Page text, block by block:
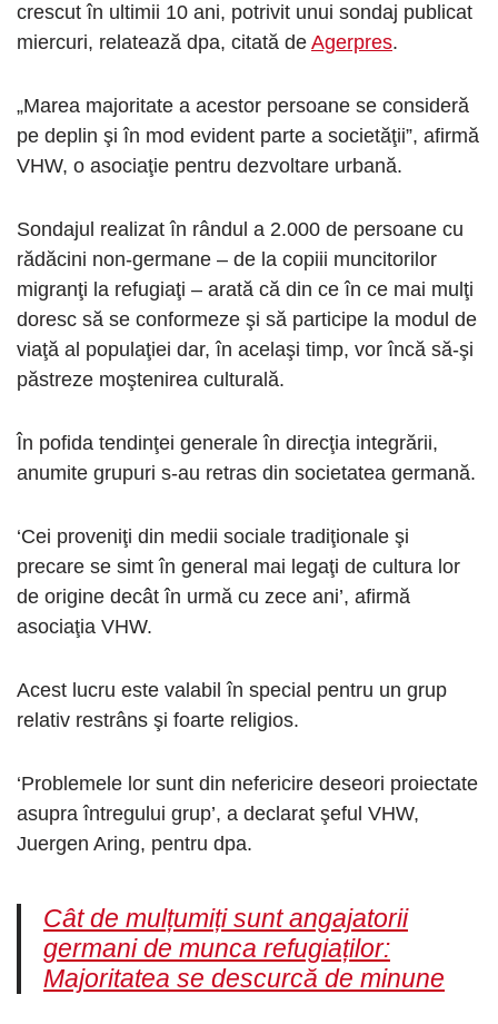
crescut în ultimii 10 ani, potrivit unui sondaj publicat
miercuri, relatează dpa, citată de Agerpres.
„Marea majoritate a acestor persoane se consideră
pe deplin şi în mod evident parte a societăţii”, afirmă
VHW, o asociaţie pentru dezvoltare urbană.
Sondajul realizat în rândul a 2.000 de persoane cu
rădăcini non-germane – de la copiii muncitorilor
migranţi la refugiaţi – arată că din ce în ce mai mulţi
doresc să se conformeze şi să participe la modul de
viaţă al populaţiei dar, în acelaşi timp, vor încă să-şi
păstreze moştenirea culturală.
În pofida tendinţei generale în direcţia integrării,
anumite grupuri s-au retras din societatea germană.
‘Cei proveniţi din medii sociale tradiţionale şi
precare se simt în general mai legaţi de cultura lor
de origine decât în urmă cu zece ani’, afirmă
asociaţia VHW.
Acest lucru este valabil în special pentru un grup
relativ restrâns şi foarte religios.
‘Problemele lor sunt din nefericire deseori proiectate
asupra întregului grup’, a declarat şeful VHW,
Juergen Aring, pentru dpa.
Cât de mulțumiți sunt angajatorii
germani de munca refugiaților:
Majoritatea se descurcă de minune